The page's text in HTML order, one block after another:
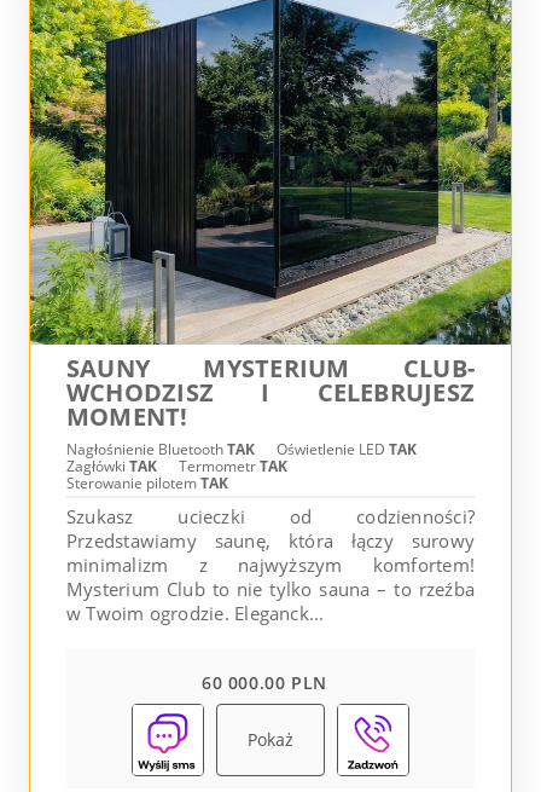
SAUNY MYSTERIUM CLUB-
WCHODZISZ I CELEBRUJESZ
MOMENT!
Nagłośnienie BluetoothTAK Oświetlenie LED TAK
Zagłówki TAK TermometrTAK
Sterowanie pilotemTAK
Szukasz ucieczki od codzienności?
Przedstawiamy saunę, która łączy surowy
minimalizm z najwyższym komfortem!
Mysterium Club to nie tylko sauna – to rzeźba
w Twoim ogrodzie. Eleganck...
60 000.00 PLN
Pokaż